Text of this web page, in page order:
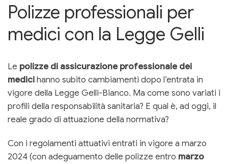
Polizze professionali per
medici con la Legge Gelli
Le polizze di assicurazione professionale dei
medicihanno subito cambiamenti dopo l’entrata in
vigore della Legge Gelli-Bianco. Ma come sono variati i
profili della responsabilità sanitaria? E qual è, ad oggi, il
reale grado di attuazione della normativa?
Con i regolamenti attuativi entrati in vigore a marzo
2024 (con adeguamento delle polizze entro marzo